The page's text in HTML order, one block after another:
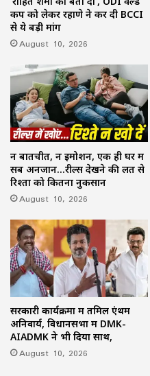
कप को लेकर रहाणे ने कर दी BCCI
से ये बड़ी मांग
August 10, 2026
न बातचीत, न इमोशन, एक ही घर में
सब अनजान…रील्स देखने की लत से
रिश्तों को कितना नुकसान
August 10, 2026
सरकारी कार्यक्रमों में तमिल एंथम
अनिवार्य, विधानसभा में DMK-
AIADMK ने भी दिया साथ,
August 10, 2026